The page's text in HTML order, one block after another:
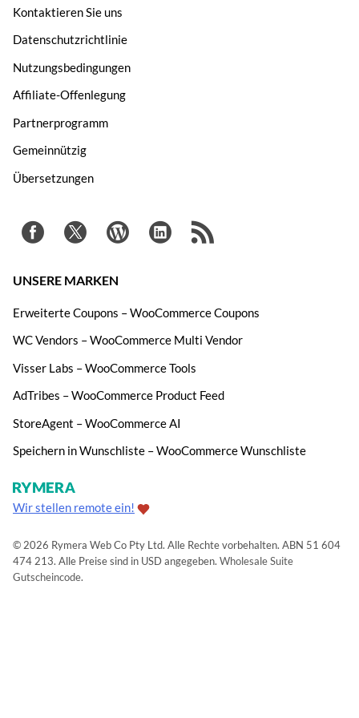
Kontaktieren Sie uns
Datenschutzrichtlinie
Nutzungsbedingungen
Affiliate-Offenlegung
Partnerprogramm
Gemeinnützig
Übersetzungen
UNSERE MARKEN
Erweiterte Coupons – WooCommerce Coupons
WC Vendors – WooCommerce Multi Vendor
Visser Labs – WooCommerce Tools
AdTribes – WooCommerce Product Feed
StoreAgent – WooCommerce AI
Speichern in Wunschliste – WooCommerce Wunschliste
Wir stellen remote ein!
© 2026 Rymera Web Co Pty Ltd. Alle Rechte vorbehalten. ABN 51 604
474 213. Alle Preise sind in USD angegeben. Wholesale Suite
Gutscheincode.